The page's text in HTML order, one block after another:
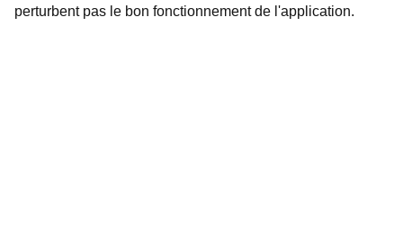
perturbent pas le bon fonctionnement de l'application.